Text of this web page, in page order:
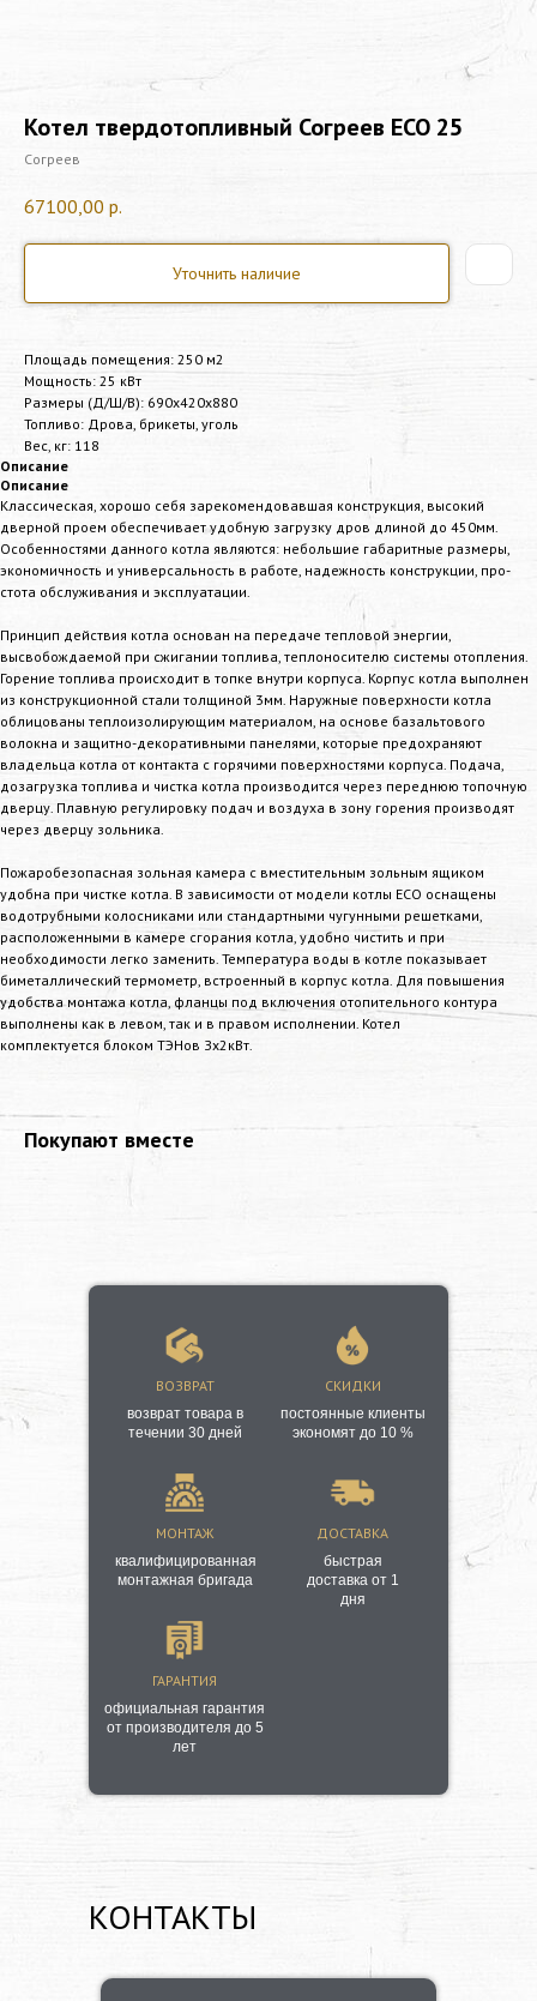
Котел твердотопливный Согреев ECO 25
Согреев
67100,00 р.
Уточнить наличие
Площадь помещения: 250 м2
Мощность: 25 кВт
Размеры (Д/Ш/В): 690х420х880
Топливо: Дрова, брикеты, уголь
Вес, кг: 118
Описание
Описание
Классическая, хорошо себя зарекомендовавшая конструкция, высокий
дверной проем обеспечивает удобную загрузку дров длиной до 450мм.
Особенностями данного котла являются: небольшие габаритные размеры,
экономичность и универсальность в работе, надежность конструкции, про-
стота обслуживания и эксплуатации.
Принцип действия котла основан на передаче тепловой энергии,
высвобождаемой при сжигании топлива, теплоносителю системы отопления.
Горение топлива происходит в топке внутри корпуса. Корпус котла выполнен
из конструкционной стали толщиной 3мм. Наружные поверхности котла
облицованы теплоизолирующим материалом, на основе базальтового
волокна и защитно-декоративными панелями, которые предохраняют
владельца котла от контакта с горячими поверхностями корпуса. Подача,
дозагрузка топлива и чистка котла производится через переднюю топочную
дверцу. Плавную регулировку подач и воздуха в зону горения производят
через дверцу зольника.
Пожаробезопасная зольная камера с вместительным зольным ящиком
удобна при чистке котла. В зависимости от модели котлы ECO оснащены
водотрубными колосниками или стандартными чугунными решетками,
расположенными в камере сгорания котла, удобно чистить и при
необходимости легко заменить. Температура воды в котле показывает
биметаллический термометр, встроенный в корпус котла. Для повышения
удобства монтажа котла, фланцы под включения отопительного контура
выполнены как в левом, так и в правом исполнении. Котел
комплектуется блоком ТЭНов Зх2кВт.
Покупают вместе
ВОЗВРАТ СКИДКИ
ГАРАНТИЯ
ДОСТАВКА
МОНТАЖ
возврат товара в
течении 30 дней
постоянные клиенты
экономят до 10 %
официальная гарантия
от производителя до 5
лет
быстрая
доставка от 1
дня
квалифицированная
монтажная бригада
КОНТАКТЫ